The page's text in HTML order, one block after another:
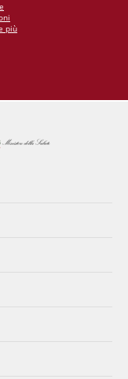
più